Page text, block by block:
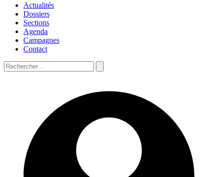
Actualités
Dossiers
Sections
Agenda
Campagnes
Contact